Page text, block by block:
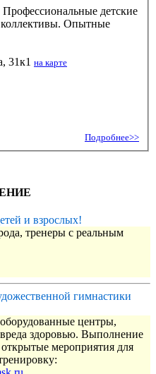
детские
Опытные
31к1 на карте
Подробнее>>
и взрослых!
тренеры с реальным
гимнастики
центры,
вреда здоровью. Выполнение
мероприятия для